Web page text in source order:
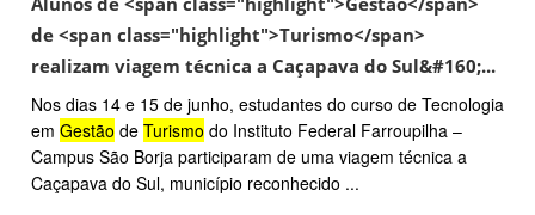
de <span class="highlight">Turismo</span>
realizam viagem técnica a Caçapava do Sul&#160;...
Nos dias 14 e 15 de junho, estudantes do curso de Tecnologia
em Gestão de Turismo do Instituto Federal Farroupilha –
Campus São Borja participaram de uma viagem técnica a
Caçapava do Sul, município reconhecido ...